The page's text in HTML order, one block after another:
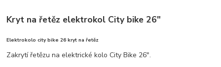
Kryt na řetěz elektrokol City bike 26"
Elektrokolo city bike 26 kryt na řetěz
Zakrytí řetězu na elektrické kolo City Bike 26".